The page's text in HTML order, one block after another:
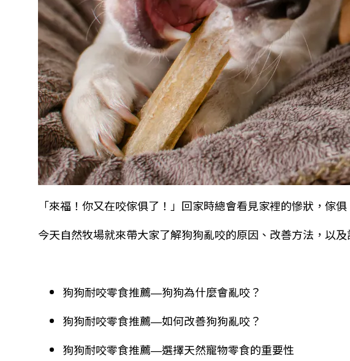
「來福！你又在咬傢俱了！」回家時總會看見家裡的慘狀，傢
今天自然牧場就來帶大家了解狗狗亂咬的原因、改善方法，以
狗狗耐咬零食推薦—狗狗為什麼會亂咬？
狗狗耐咬零食推薦—如何改善狗狗亂咬？
狗狗耐咬零食推薦—選擇天然寵物零食的重要性